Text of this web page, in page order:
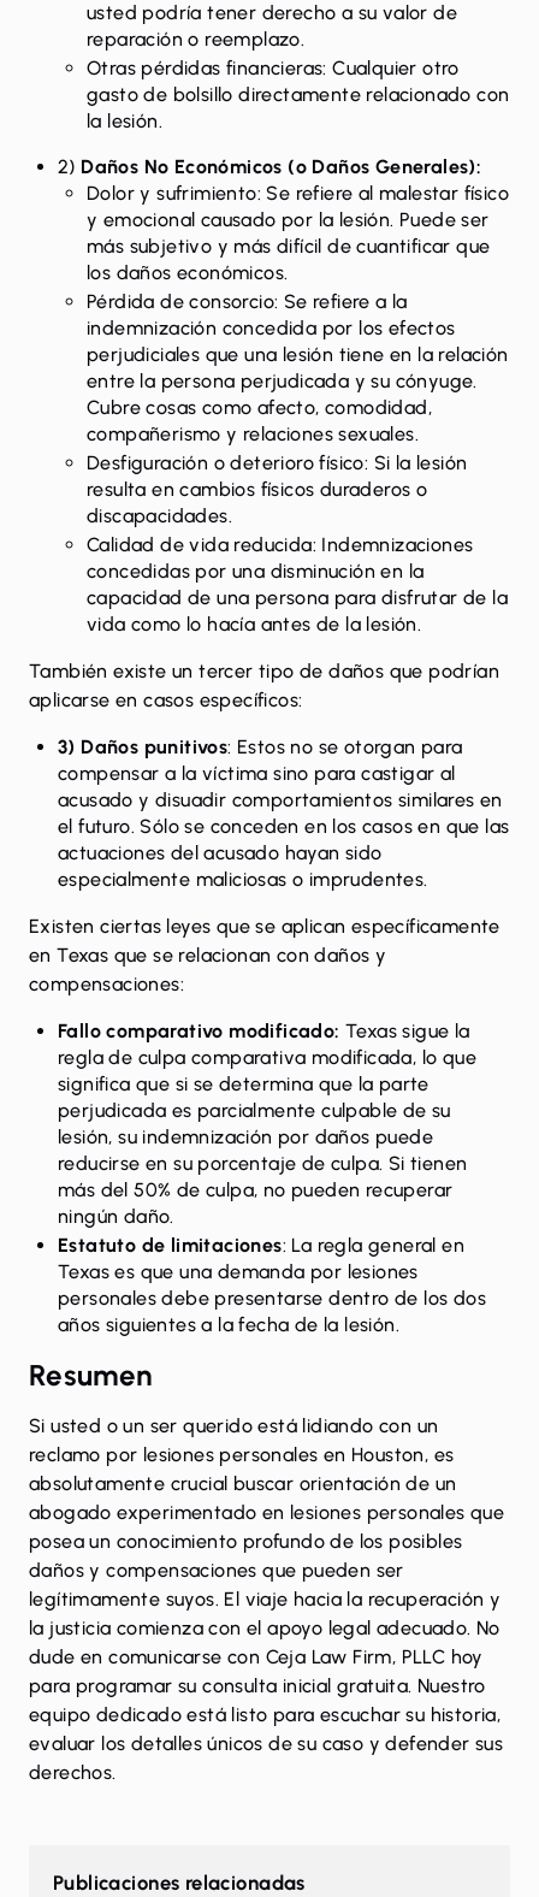
usted podría tener derecho a su valor de
reparación o reemplazo.
Otras pérdidas financieras: Cualquier otro
gasto de bolsillo directamente relacionado con
la lesión.
2) Daños No Económicos (o Daños Generales):
Dolor y sufrimiento: Se refiere al malestar físico
y emocional causado por la lesión. Puede ser
más subjetivo y más difícil de cuantificar que
los daños económicos.
Pérdida de consorcio: Se refiere a la
indemnización concedida por los efectos
perjudiciales que una lesión tiene en la relación
entre la persona perjudicada y su cónyuge.
Cubre cosas como afecto, comodidad,
compañerismo y relaciones sexuales.
Desfiguración o deterioro físico: Si la lesión
resulta en cambios físicos duraderos o
discapacidades.
Calidad de vida reducida: Indemnizaciones
concedidas por una disminución en la
capacidad de una persona para disfrutar de la
vida como lo hacía antes de la lesión.
También existe un tercer tipo de daños que podrían
aplicarse en casos específicos:
3) Daños punitivos: Estos no se otorgan para
compensar a la víctima sino para castigar al
acusado y disuadir comportamientos similares en
el futuro. Sólo se conceden en los casos en que las
actuaciones del acusado hayan sido
especialmente maliciosas o imprudentes.
Existen ciertas leyes que se aplican específicamente
en Texas que se relacionan con daños y
compensaciones:
Fallo comparativo modificado: Texas sigue la
regla de culpa comparativa modificada, lo que
significa que si se determina que la parte
perjudicada es parcialmente culpable de su
lesión, su indemnización por daños puede
reducirse en su porcentaje de culpa. Si tienen
más del 50% de culpa, no pueden recuperar
ningún daño.
Estatuto de limitaciones: La regla general en
Texas es que una demanda por lesiones
personales debe presentarse dentro de los dos
años siguientes a la fecha de la lesión.
Resumen
Si usted o un ser querido está lidiando con un
reclamo por lesiones personales en Houston, es
absolutamente crucial buscar orientación de un
abogado experimentado en lesiones personales que
posea un conocimiento profundo de los posibles
daños y compensaciones que pueden ser
legítimamente suyos. El viaje hacia la recuperación y
la justicia comienza con el apoyo legal adecuado. No
dude encomunicarse con Ceja Law Firm, PLLC hoy
para programar su consulta inicial gratuita. Nuestro
equipo dedicado está listo para escuchar su historia,
evaluar los detalles únicos de su caso y defender sus
derechos.
Publicaciones relacionadas